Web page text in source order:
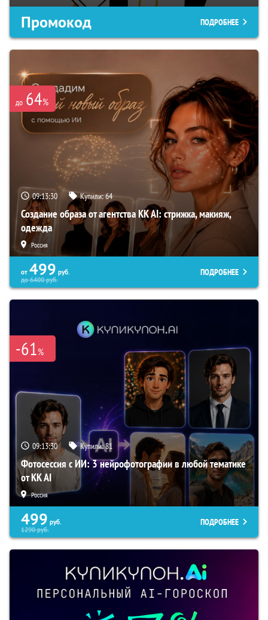
Промокод ПОДРОБНЕЕ
до 64%
09:13:29 Купили:64
Создание образа от агентства KK AI: стрижка, макияж,
одежда
Россия
от 499 руб.
до6400руб.
ПОДРОБНЕЕ
-61%
09:13:29 Купили:81
Фотосессия с ИИ: 3 нейрофотографии в любой тематике
от KK AI
Россия
499 руб.
1290руб.
ПОДРОБНЕЕ